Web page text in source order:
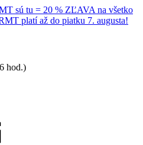
sú tu = 20 % ZĽAVA na všetko
platí až do piatku 7. augusta!
hod.)